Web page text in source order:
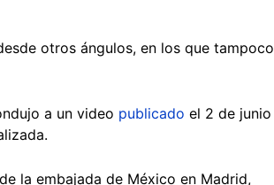
otros ángulos, en los que tampoco
a un video publicado el 2 de junio
la embajada de México en Madrid,